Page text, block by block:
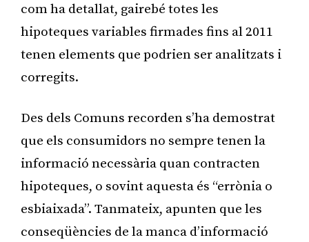
com ha detallat, gairebé totes les
hipoteques variables firmades fins al 2011
tenen elements que podrien ser analitzats i
corregits.
Des dels Comuns recorden s’ha demostrat
que els consumidors no sempre tenen la
informació necessària quan contracten
hipoteques, o sovint aquesta és “errònia o
esbiaixada”. Tanmateix, apunten que les
conseqüències de la manca d’informació